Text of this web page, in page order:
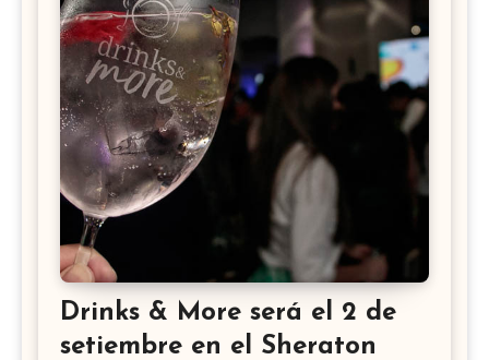
Drinks & More será el 2 de
setiembre en el Sheraton